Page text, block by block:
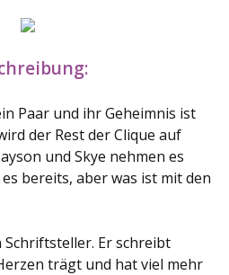
Paar und ihr Geheimnis ist
der Rest der Clique auf
und Skye nehmen es
bereits, aber was ist mit den
Schriftsteller. Er schreibt
trägt und hat viel mehr